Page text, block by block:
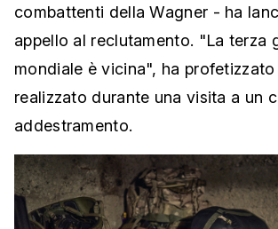
combattenti della Wagner - ha
appello al reclutamento. "La terza
mondiale è vicina", ha
realizzato durante una visita a un
addestramento.